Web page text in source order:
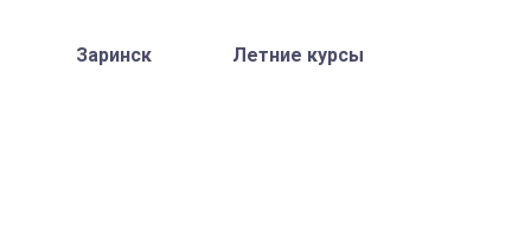
Заринск Летние курсы